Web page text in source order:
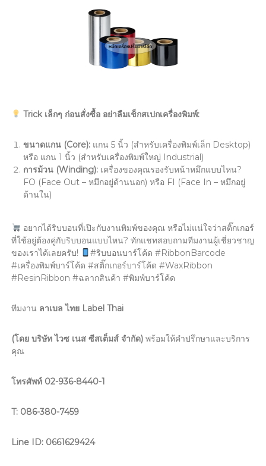
Trick เล็กๆ ก่อนสั่งซื้อ อย่าลืมเช็กสเปกเครื่องพิมพ์:
ขนาดแกน (Core):แกน 5 นิ้ว (สำหรับเครื่องพิมพ์เล็ก Desktop)
หรือ แกน 1 นิ้ว (สำหรับเครื่องพิมพ์ใหญ่ Industrial)
การม้วน (Winding):เครื่องของคุณรองรับหน้าหมึกแบบไหน?
FO (Face Out – หมึกอยู่ด้านนอก) หรือ FI (Face In – หมึกอยู่
ด้านใน)
อยากได้ริบบอนที่เป๊ะกับงานพิมพ์ของคุณ หรือไม่แน่ใจว่าสติ๊กเกอร์
ที่ใช้อยู่ต้องคู่กับริบบอนแบบไหน? ทักแชทสอบถามทีมงานผู้เชี่ยวชาญ
ของเราได้เลยครับ!
#ริบบอนบาร์โค้ด #RibbonBarcode
#เครื่องพิมพ์บาร์โค้ด #สติ๊กเกอร์บาร์โค้ด #WaxRibbon
#ResinRibbon #ฉลากสินค้า #พิมพ์บาร์โค้ด
ทีมงาน ลาเบล ไทย Label Thai
(โดย บริษัท ไวซ เนส ซีสเต็มส์ จำกัด)พร้อมให้คำปรึกษาและบริการ
คุณ
โทรศัพท์ 02-936-8440-1
T: 086-380-7459
Line ID: 0661629424